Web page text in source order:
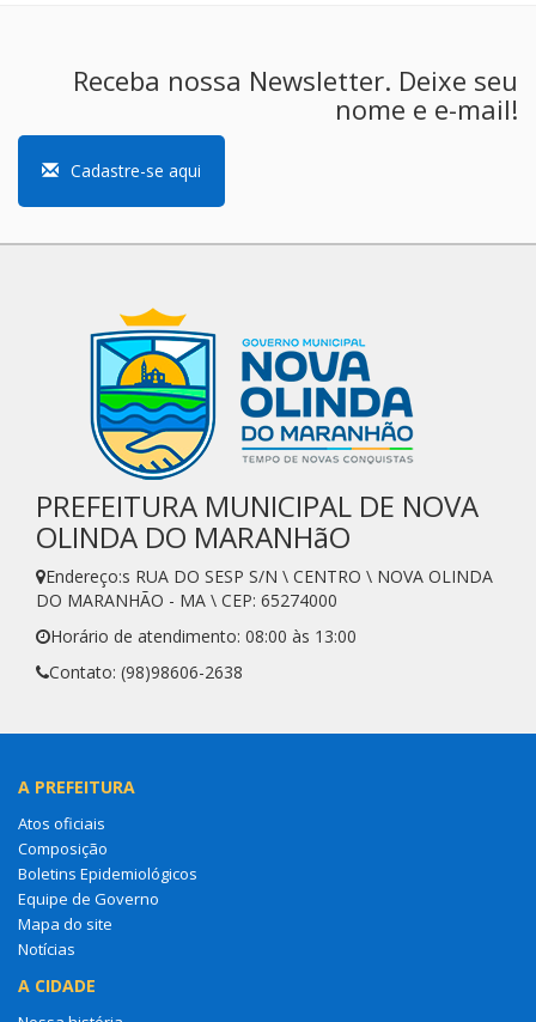
Receba nossa Newsletter. Deixe seu
nome e e-mail!
Cadastre-se aqui
PREFEITURA MUNICIPAL DE NOVA
OLINDA DO MARANHãO
Endereço:s RUA DO SESP S/N \ CENTRO \ NOVA OLINDA
DO MARANHÃO - MA \ CEP: 65274000
Horário de atendimento: 08:00 às 13:00
Contato: (98)98606-2638
A PREFEITURA
Atos oficiais
Composição
Boletins Epidemiológicos
Equipe de Governo
Mapa do site
Notícias
A CIDADE